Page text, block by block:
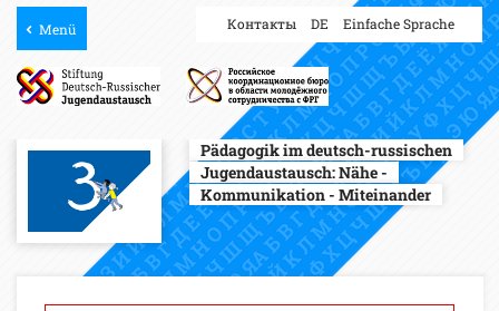
Menü Контакты DE Einfache Sprache
Pädagogik im deutsch-russischen
Jugendaustausch:Nähe -
Kommunikation - Miteinander